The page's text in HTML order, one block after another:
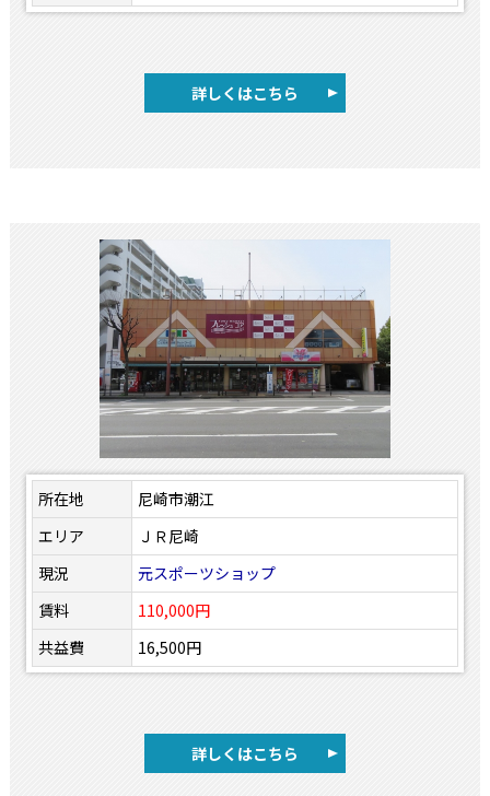
詳しくはこちら
所在地
尼崎市潮江
エリア
ＪＲ尼崎
現況
元スポーツショップ
賃料
110,000円
共益費
16,500円
詳しくはこちら